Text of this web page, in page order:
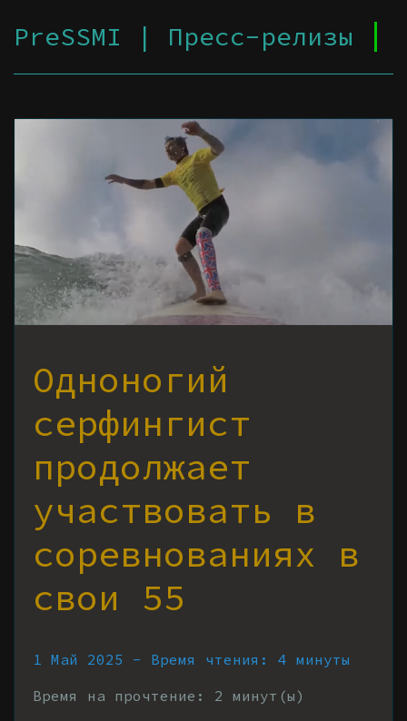
PreSSMI | Пресс-релизы
Одноногий
серфингист
продолжает
участвовать в
соревнованиях в
свои 55
1 Май 2025 - Время чтения: 4 минуты
Время на прочтение:
2 минут(ы)